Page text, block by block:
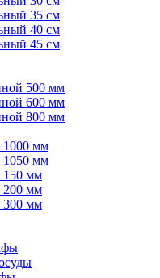
35 см
40 см
45 см
500 мм
600 мм
800 мм
мм
мм
мм
мм
мм